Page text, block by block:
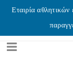
Εταιρία